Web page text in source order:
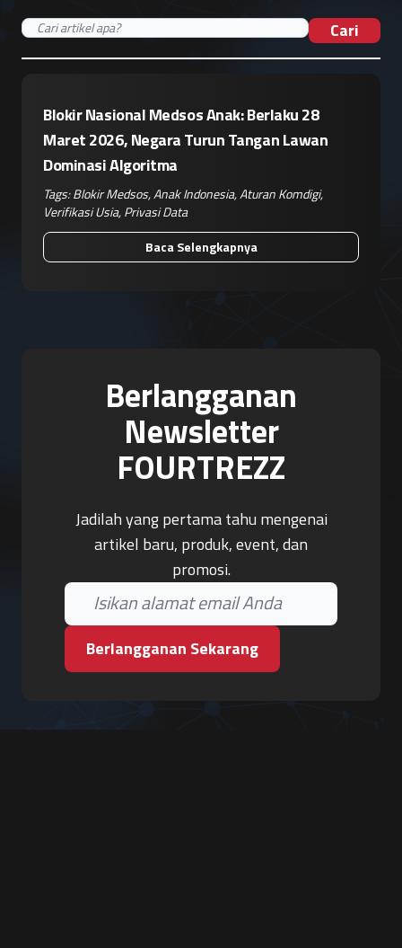
Cari
Blokir Nasional Medsos Anak: Berlaku 28
Maret 2026, Negara Turun Tangan Lawan
Dominasi Algoritma
Tags:Blokir Medsos,Anak Indonesia,Aturan Komdigi,
Verifikasi Usia,Privasi Data
Baca Selengkapnya
Berlangganan
Newsletter
FOURTREZZ
Jadilah yang pertama tahu mengenai
artikel baru, produk, event, dan
promosi.
Berlangganan Sekarang